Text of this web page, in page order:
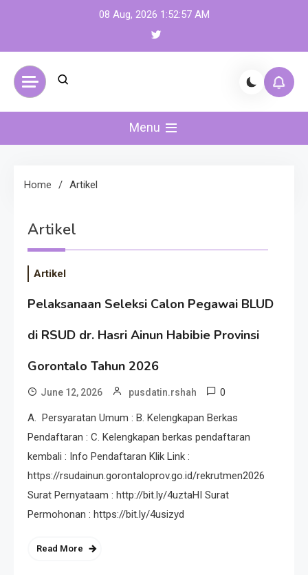
08 Aug, 2026 1:52:58 AM
Menu
Home Artikel
Artikel
Artikel
Pelaksanaan Seleksi Calon Pegawai BLUD
di RSUD dr. Hasri Ainun Habibie Provinsi
Gorontalo Tahun 2026
June 12, 2026 pusdatin.rshah 0
A. Persyaratan Umum : B. Kelengkapan Berkas
Pendaftaran : C. Kelengkapan berkas pendaftaran
kembali : Info Pendaftaran Klik Link :
https://rsudainun.gorontaloprov.go.id/rekrutmen2026
Surat Pernyataam : http://bit.ly/4uztaHI Surat
Permohonan : https://bit.ly/4usizyd
Read More